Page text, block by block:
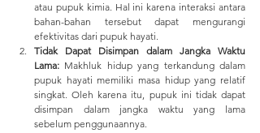
atau pupuk kimia. Hal ini karena interaksi antara
bahan-bahan tersebut dapat mengurangi
efektivitas dari pupuk hayati.
Tidak Dapat Disimpan dalam Jangka Waktu
Lama: Makhluk hidup yang terkandung dalam
pupuk hayati memiliki masa hidup yang relatif
singkat. Oleh karena itu, pupuk ini tidak dapat
disimpan dalam jangka waktu yang lama
sebelum penggunaannya.